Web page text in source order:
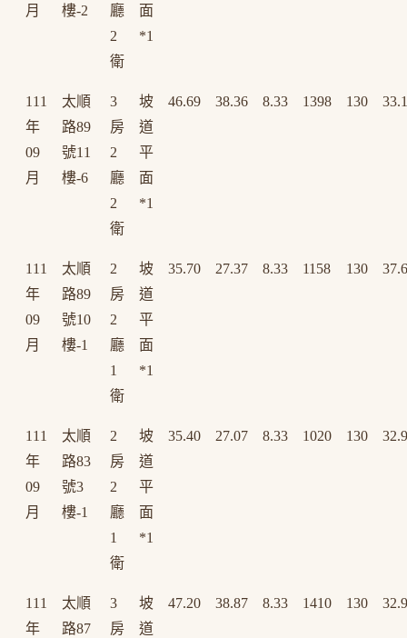
月
樓-2
廳
2
衛
面
*1
111
年
09
月
太順
路89
號11
樓-6
3
房
2
廳
2
衛
坡
道
平
面
*1
46.69 38.36 8.33 1398 130 33.1
111
年
09
月
太順
路89
號10
樓-1
2
房
2
廳
1
衛
坡
道
平
面
*1
35.70 27.37 8.33 1158 130 37.6
111
年
09
月
太順
路83
號3
樓-1
2
房
2
廳
1
衛
坡
道
平
面
*1
35.40 27.07 8.33 1020 130 32.9
111
年
太順
路87
3
房
坡
道
47.20 38.87 8.33 1410 130 32.9